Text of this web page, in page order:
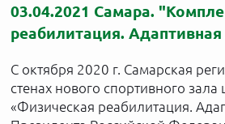
03.04.2021 Самара.
реабилитация.
С октября 2020 г. Самарская
стенах нового спортивного
«Физическая реабилитация.